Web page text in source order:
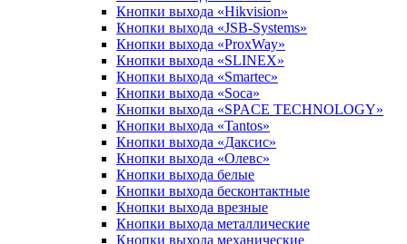
Кнопки выхода «Hikvision»
Кнопки выхода «JSB-Systems»
Кнопки выхода «ProxWay»
Кнопки выхода «SLINEX»
Кнопки выхода «Smartec»
Кнопки выхода «Soca»
Кнопки выхода «SPACE TECHNOLOGY»
Кнопки выхода «Tantos»
Кнопки выхода «Даксис»
Кнопки выхода «Олевс»
Кнопки выхода белые
Кнопки выхода бесконтактные
Кнопки выхода врезные
Кнопки выхода металлические
Кнопки выхода механические